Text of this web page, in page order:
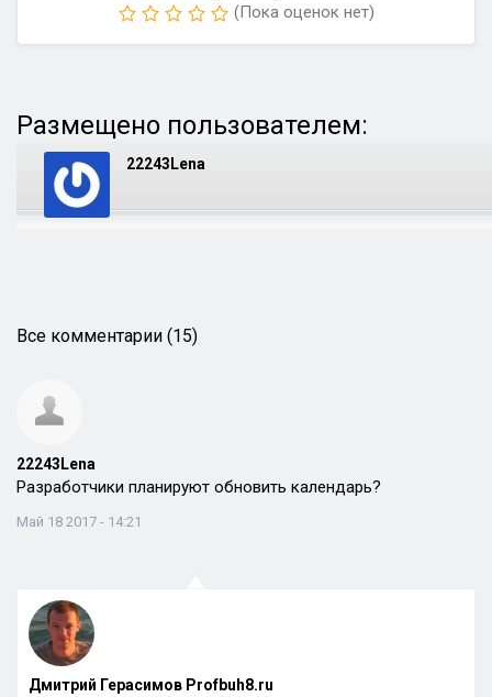
(Пока оценок нет)
Размещено пользователем:
22243Lena
Все комментарии (15)
22243Lena
Разработчики планируют обновить календарь?
Май 18 2017 - 14:21
Дмитрий Герасимов Profbuh8.ru